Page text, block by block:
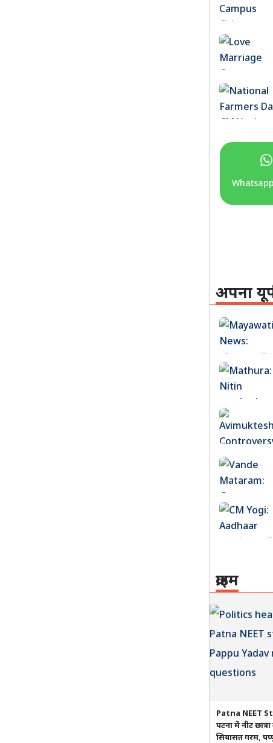
अपना
क्राइम
Patna NEET
पटना में नीट
सियासत गरम,